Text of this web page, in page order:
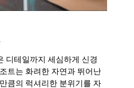
디테일까지 세심하게 신경
트는 화려한 자연과 뛰어난
큼의 럭셔리한 분위기를 자